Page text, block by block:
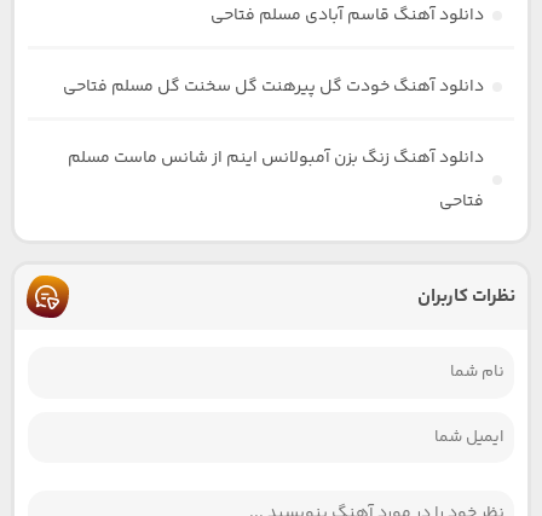
دانلود آهنگ قاسم آبادی مسلم فتاحی
دانلود آهنگ خودت گل پیرهنت گل سخنت گل مسلم فتاحی
دانلود آهنگ زنگ بزن آمبولانس اینم از شانس ماست مسلم
فتاحی
نظرات کاربران